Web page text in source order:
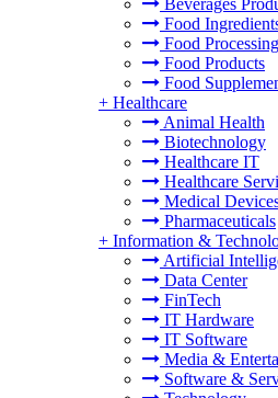
Beverages
Food
Food
Food Products
Food
+ Healthcare
Animal Health
Biotechnology
Healthcare IT
Healthcare
Medical
Pharmaceuticals
+ Information &
Artificial
Data Center
FinTech
IT Hardware
IT Software
Media &
Software &